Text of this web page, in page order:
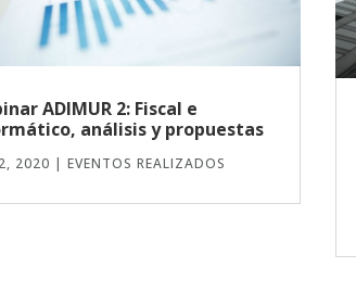
ADIMUR 2: Fiscal e
análisis y propuestas
2020 |EVENTOS REALIZADOS